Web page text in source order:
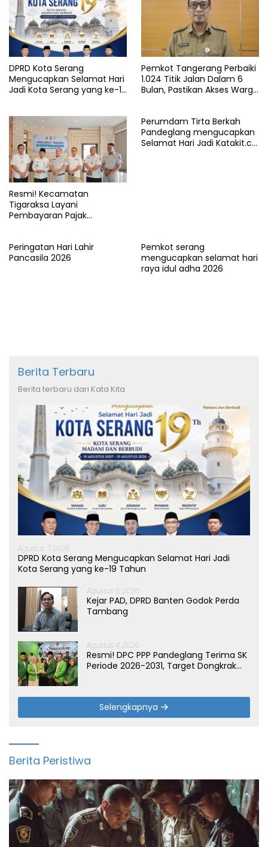
DPRD Kota Serang
Mengucapkan Selamat Hari
Jadi Kota Serang yang ke-19
Pemkot Tangerang Perbaiki
1.024 Titik Jalan Dalam 6
Bulan, Pastikan Akses Warga
Resmi! Kecamatan
Tigaraksa Layani
Pembayaran Pajak
Perumdam Tirta Berkah
Pandeglang mengucapkan
Selamat Hari Jadi Katakit.co
Peringatan Hari Lahir
Pancasila 2026
Pemkot serang
mengucapkan selamat hari
raya idul adha 2026
Berita Terbaru
Berita terbaru dari Kata Kita
Agustus 7, 2026
DPRD Kota Serang Mengucapkan Selamat Hari Jadi
Kota Serang yang ke-19 Tahun
Agustus 5, 2026
Kejar PAD, DPRD Banten Godok Perda
Tambang
Agustus 4, 2026
Resmi! DPC PPP Pandeglang Terima SK
Periode 2026-2031, Target Dongkrak
Selengkapnya
Berita Peristiwa